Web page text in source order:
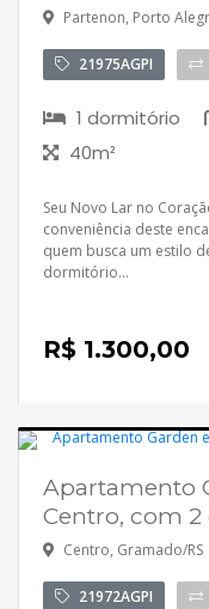
Partenon, Porto
21975AGPI
1 dormitório
40m²
Seu Novo Lar no
conveniência deste
quem busca um estilo
dormitório...
R$ 1.300,00
Apartamento
Centro, com 2
Centro, Gramado/RS
21972AGPI